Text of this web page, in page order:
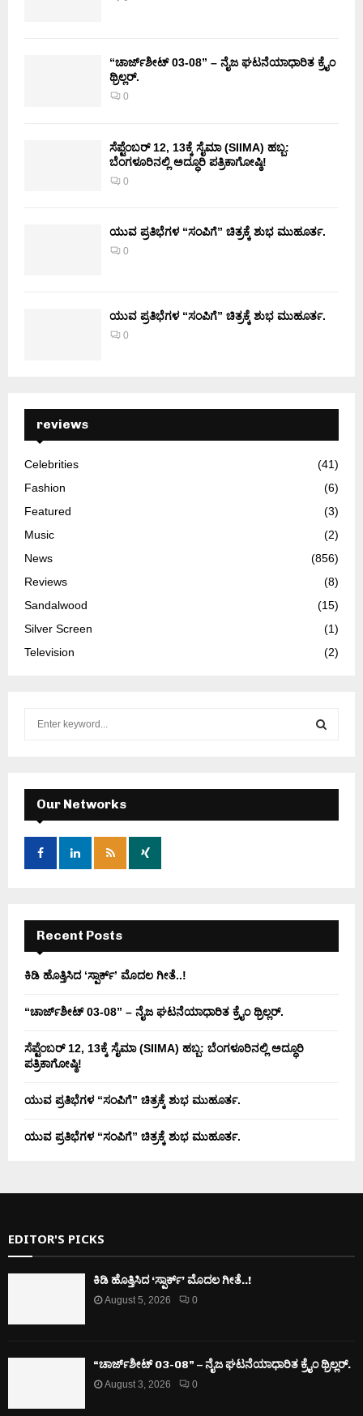
“ಚಾರ್ಜ್‌ಶೀಟ್ 03-08” – ನೈಜ ಘಟನೆಯಾಧಾರಿತ ಕ್ರೈಂ
ಥ್ರಿಲ್ಲರ್.
0
ಸೆಪ್ಟೆಂಬರ್ 12, 13ಕ್ಕೆ ಸೈಮಾ (SIIMA) ಹಬ್ಬ:
ಬೆಂಗಳೂರಿನಲ್ಲಿ ಅದ್ಧೂರಿ ಪತ್ರಿಕಾಗೋಷ್ಠಿ!
0
ಯುವ ಪ್ರತಿಭೆಗಳ “ಸಂಪಿಗೆ” ಚಿತ್ರಕ್ಕೆ ಶುಭ ಮುಹೂರ್ತ.
0
ಯುವ ಪ್ರತಿಭೆಗಳ “ಸಂಪಿಗೆ” ಚಿತ್ರಕ್ಕೆ ಶುಭ ಮುಹೂರ್ತ.
0
reviews
Celebrities
(41)
Fashion
(6)
Featured
(3)
Music
(2)
News
(856)
Reviews
(8)
Sandalwood
(15)
Silver Screen
(1)
Television
(2)
f
o
:
E
A
H
Our Networks
Recent Posts
ಕಿಡಿ‌‌ ಹೊತ್ತಿಸಿದ ‘ಸ್ಪಾರ್ಕ್’ ಮೊದಲ‌ ಗೀತೆ..!
“ಚಾರ್ಜ್‌ಶೀಟ್ 03-08” – ನೈಜ ಘಟನೆಯಾಧಾರಿತ ಕ್ರೈಂ ಥ್ರಿಲ್ಲರ್.
ಸೆಪ್ಟೆಂಬರ್ 12, 13ಕ್ಕೆ ಸೈಮಾ (SIIMA) ಹಬ್ಬ: ಬೆಂಗಳೂರಿನಲ್ಲಿ ಅದ್ಧೂರಿ
ಪತ್ರಿಕಾಗೋಷ್ಠಿ!
ಯುವ ಪ್ರತಿಭೆಗಳ “ಸಂಪಿಗೆ” ಚಿತ್ರಕ್ಕೆ ಶುಭ ಮುಹೂರ್ತ.
ಯುವ ಪ್ರತಿಭೆಗಳ “ಸಂಪಿಗೆ” ಚಿತ್ರಕ್ಕೆ ಶುಭ ಮುಹೂರ್ತ.
EDITOR'S PICKS
ಕಿಡಿ‌‌ ಹೊತ್ತಿಸಿದ ‘ಸ್ಪಾರ್ಕ್’ ಮೊದಲ‌ ಗೀತೆ..!
August 5, 2026 0
“ಚಾರ್ಜ್‌ಶೀಟ್ 03-08” – ನೈಜ ಘಟನೆಯಾಧಾರಿತ ಕ್ರೈಂ ಥ್ರಿಲ್ಲರ್.
August 3, 2026 0